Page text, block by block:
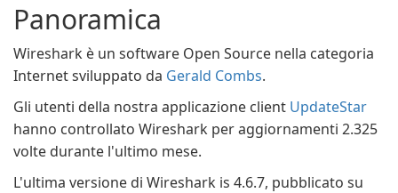
Panoramica
Wireshark è un software Open Source nella categoria
Internet sviluppato da Gerald Combs.
Gli utenti della nostra applicazione client UpdateStar
hanno controllato Wireshark per aggiornamenti 2.325
volte durante l'ultimo mese.
L'ultima versione di Wireshark is 4.6.7, pubblicato su